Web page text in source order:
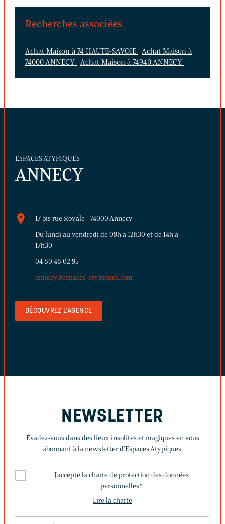
Recherches associées
Achat Maison à 74 HAUTE-SAVOIE
Achat Maison à
74000 ANNECY
Achat Maison à 74940 ANNECY
ESPACES ATYPIQUES
ANNECY
17 bis rue Royale - 74000 Annecy
Du lundi au vendredi de 09h à 12h30 et de 14h à
17h30
04 80 48 02 95
annecy@espaces-atypiques.com
DÉCOUVREZ L'AGENCE
NEWSLETTER
Évadez-vous dans des lieux insolites et magiques en vous
abonnant à la newsletter d’Espaces Atypiques.
J'accepte la charte de protection des données
personnelles*
Lire la charte